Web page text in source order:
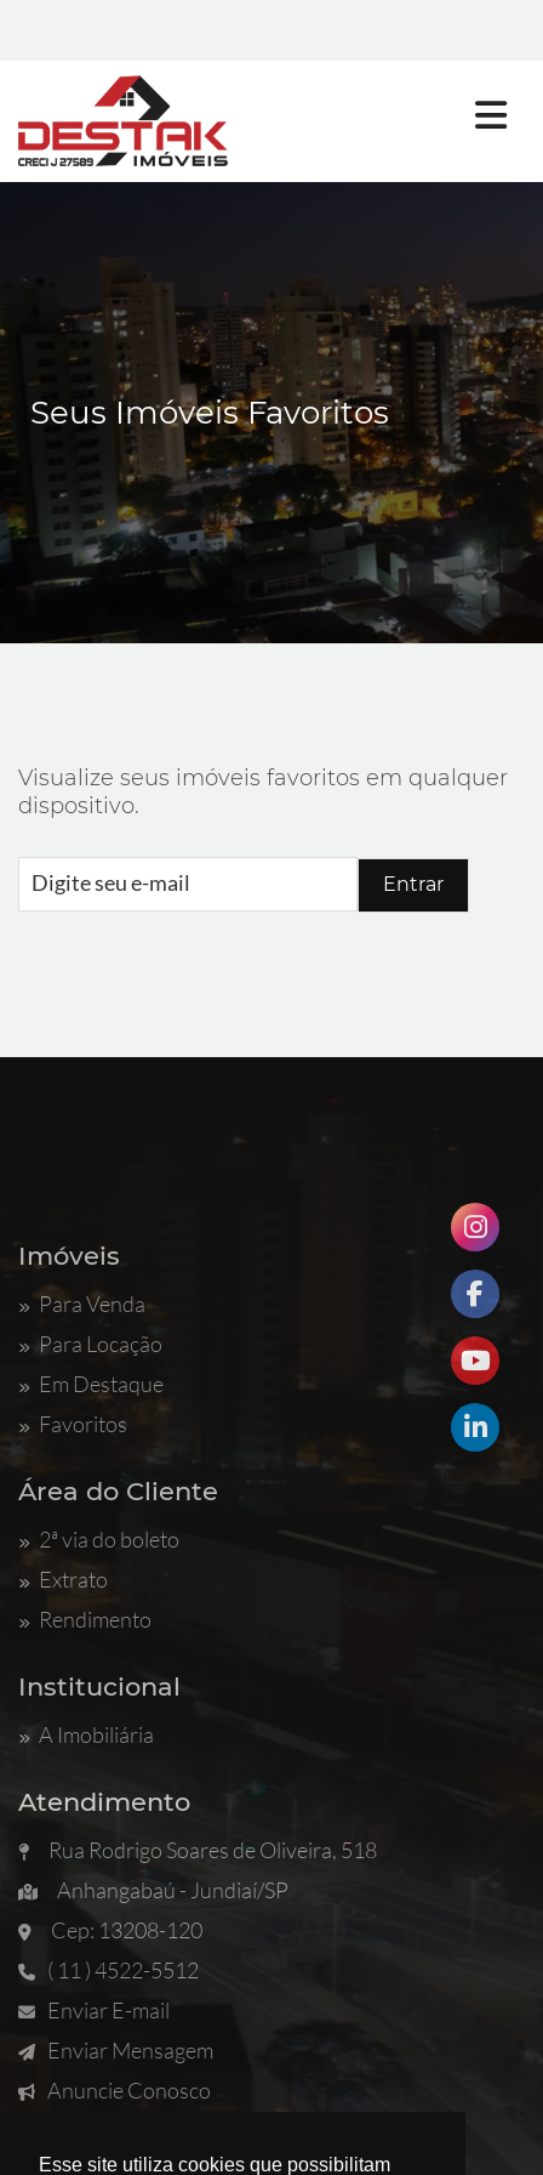
Esse site utiliza cookies que possibilitam
Seus Imóveis Favoritos
Visualize seus imóveis favoritos em qualquer
dispositivo.
Imóveis
Para Venda
Para Locação
Em Destaque
Favoritos
Área do Cliente
2ª via do boleto
Extrato
Rendimento
Institucional
A Imobiliária
Atendimento
Rua Rodrigo Soares de Oliveira, 518
Anhangabaú - Jundiaí/SP
Cep: 13208-120
( 11 ) 4522-5512
Enviar E-mail
Enviar Mensagem
Anuncie Conosco